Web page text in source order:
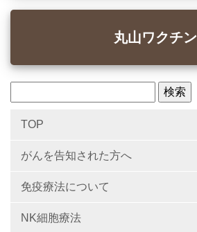
丸山ワクチン
TOP
がんを告知された方へ
免疫療法について
NK細胞療法